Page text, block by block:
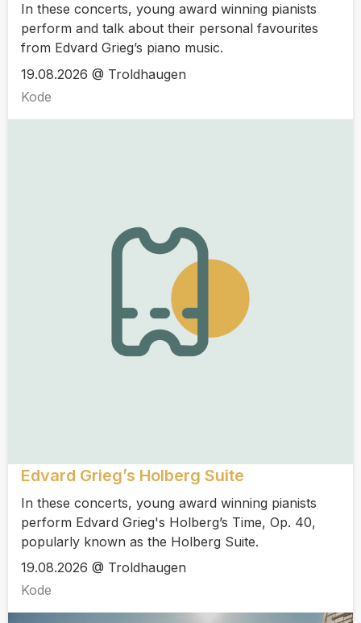
In these concerts, young award winning pianists
perform and talk about their personal favourites
from Edvard Grieg’s piano music.
19.08.2026 @ Troldhaugen
Kode
Edvard Grieg’s Holberg Suite
In these concerts, young award winning pianists
perform Edvard Grieg's Holberg’s Time, Op. 40,
popularly known as the Holberg Suite.
19.08.2026 @ Troldhaugen
Kode